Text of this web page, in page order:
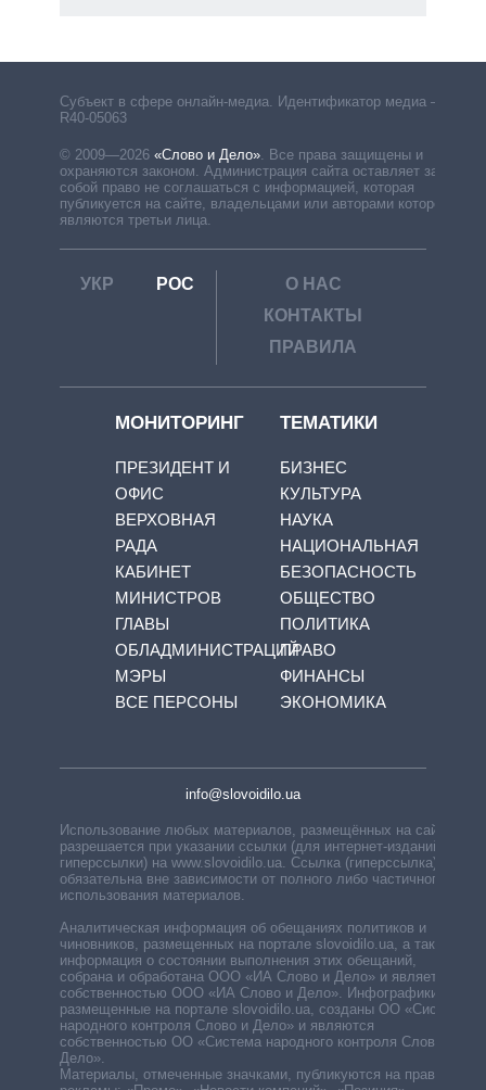
Субъект в сфере онлайн-медиа. Идентификатор медиа –
R40-05063
© 2009—2026 «Слово и Дело». Все права защищены и
охраняются законом. Администрация сайта оставляет за
собой право не соглашаться с информацией, которая
публикуется на сайте, владельцами или авторами которой
являются третьи лица.
УКР РОС
О НАС
КОНТАКТЫ
ПРАВИЛА
МОНИТОРИНГ
ПРЕЗИДЕНТ И
ОФИС
ВЕРХОВНАЯ
РАДА
КАБИНЕТ
МИНИСТРОВ
ГЛАВЫ
ОБЛАДМИНИСТРАЦИЙ
МЭРЫ
ВСЕ ПЕРСОНЫ
ТЕМАТИКИ
БИЗНЕС
КУЛЬТУРА
НАУКА
НАЦИОНАЛЬНАЯ
БЕЗОПАСНОСТЬ
ОБЩЕСТВО
ПОЛИТИКА
ПРАВО
ФИНАНСЫ
ЭКОНОМИКА
info@slovoidilo.ua
Использование любых материалов, размещённых на сайте,
разрешается при указании ссылки (для интернет-изданий —
гиперссылки) на www.slovoidilo.ua. Ссылка (гиперссылка)
обязательна вне зависимости от полного либо частичного
использования материалов.
Аналитическая информация об обещаниях политиков и
чиновников, размещенных на портале slovoidilo.ua, а также
информация о состоянии выполнения этих обещаний,
собрана и обработана ООО «ИА Слово и Дело» и является
собственностью ООО «ИА Слово и Дело». Инфографики,
размещенные на портале slovoidilo.ua, созданы ОО «Система
народного контроля Слово и Дело» и являются
собственностью ОО «Система народного контроля Слово и
Дело».
Материалы, отмеченные значками, публикуются на правах